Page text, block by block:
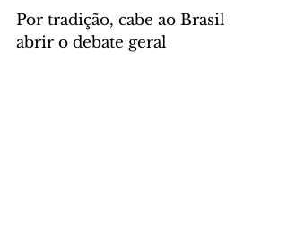
Por tradição, cabe ao Brasil
abrir o debate geral